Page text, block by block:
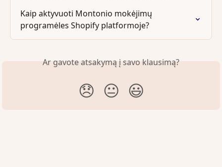
Kaip aktyvuoti Montonio mokėjimų
programėles Shopify platformoje?
Ar gavote atsakymą į savo klausimą?
😞 😐 😃